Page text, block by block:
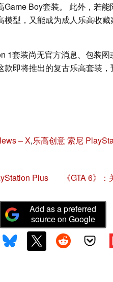
Boy套装。 此外，若
型，又能成为成人乐高收
1套装尚无官方消息、包装
即将推出的复古乐高套装
– X,乐高创意 索尼
Plus
《GTA 6》
Add as a preferred
source on Google